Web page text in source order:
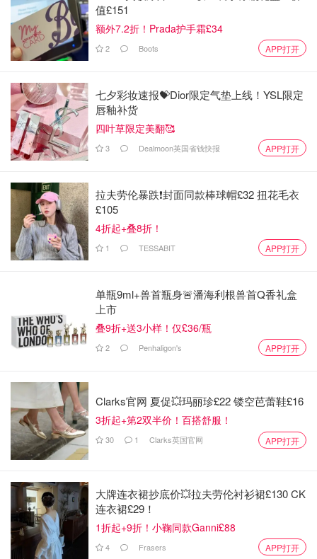
值£151
额外7.2折！Prada护手霜£34
2 Boots APP打开
七夕彩妆速报💝Dior限定气垫上线！YSL限定
唇釉补货
四叶草限定美翻🥰
3 Dealmoon英国省钱快报 APP打开
拉夫劳伦暴跌❗️封面同款棒球帽£32 扭花毛衣
£105
4折起+叠8折！
1 TESSABIT APP打开
单瓶9ml+兽首瓶身🚨潘海利根兽首Q香礼盒
上市
叠9折+送3小样！仅£36/瓶
2 Penhaligon's APP打开
Clarks官网 夏促💥玛丽珍£22 镂空芭蕾鞋£16
3折起+第2双半价！百搭舒服！
30 1 Clarks英国官网 APP打开
大牌连衣裙抄底价💥拉夫劳伦衬衫裙£130 CK
连衣裙£29！
1折起+9折！小鞠同款Ganni£88
4 Frasers APP打开